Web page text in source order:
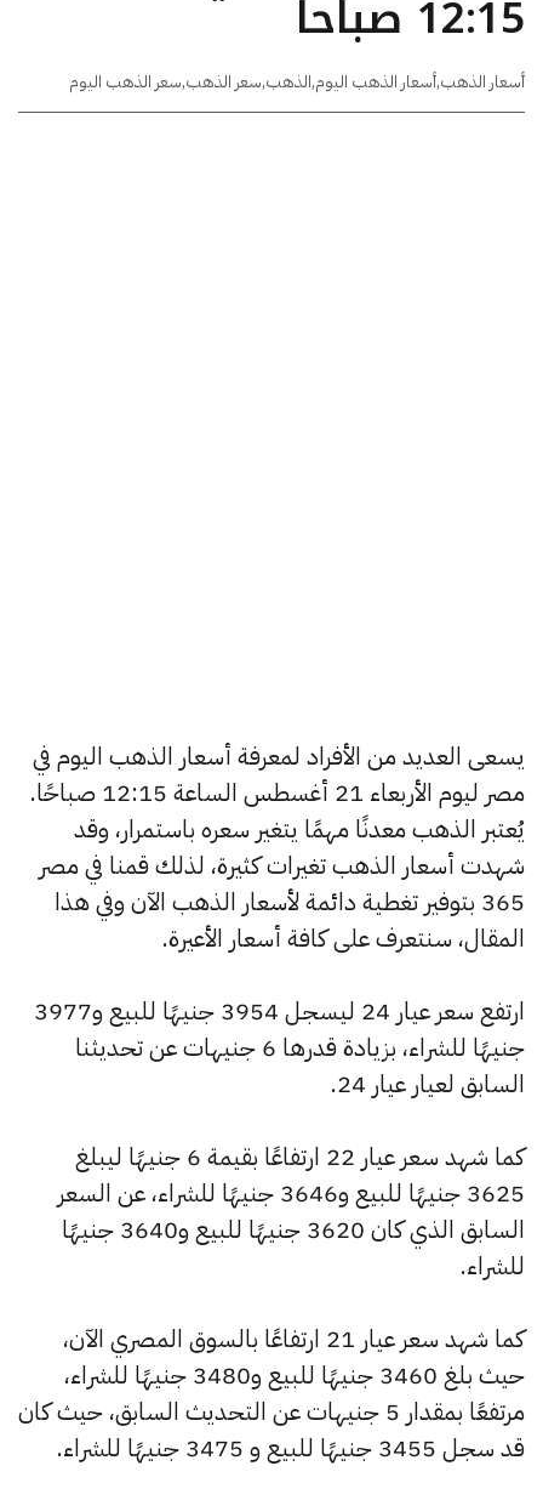
12:15 صباحا
أسعار الذهب,أسعار الذهب اليوم,الذهب,سعر الذهب,سعر الذهب اليوم
يسعى العديد من الأفراد لمعرفة أسعار الذهب اليوم في
مصر ليوم الأربعاء 21 أغسطس الساعة 12:15 صباحًا.
يُعتبر الذهب معدنًا مهمًا يتغير سعره باستمرار، وقد
شهدت أسعار الذهب تغيرات كثيرة، لذلك قمنا في مصر
365 بتوفير تغطية دائمة لأسعار الذهب الآن وفي هذا
المقال، سنتعرف على كافة أسعار الأعيرة.
ارتفع سعر عيار 24 ليسجل 3954 جنيهًا للبيع و3977
جنيهًا للشراء، بزيادة قدرها 6 جنيهات عن تحديثنا
السابق لعيار عيار 24.
كما شهد سعر عيار 22 ارتفاعًا بقيمة 6 جنيهًا ليبلغ
3625 جنيهًا للبيع و3646 جنيهًا للشراء، عن السعر
السابق الذي كان 3620 جنيهًا للبيع و3640 جنيهًا
للشراء.
كما شهد سعر عيار 21 ارتفاعًا بالسوق المصري الآن،
حيث بلغ 3460 جنيهًا للبيع و3480 جنيهًا للشراء،
مرتفعًا بمقدار 5 جنيهات عن التحديث السابق، حيث كان
قد سجل 3455 جنيهًا للبيع و 3475 جنيهًا للشراء.